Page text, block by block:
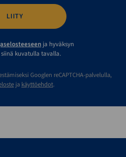
ja hyväksyn
kuvatulla tavalla.
Googlen reCAPTCHA-palvelulla,
ja käyttöehdot.